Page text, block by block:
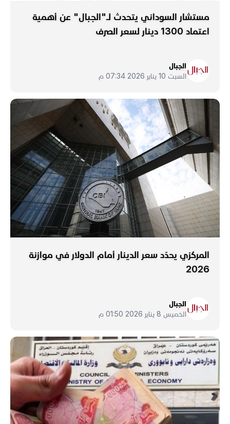
مستشار السوداني يتحدث لـ"الجبال" عن أهمية
اعتماد 1300 دينار لسعر الصرف
الجبال
السبت 10 يناير 2026 07:34 م
المركزي يحدّد سعر الدينار أمام الدولار في موازنة
2026
الجبال
الخميس 8 يناير 2026 01:50 م